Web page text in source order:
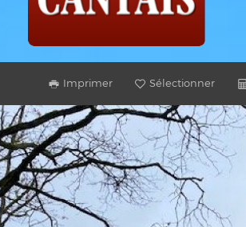
Imprimer Sélectionner